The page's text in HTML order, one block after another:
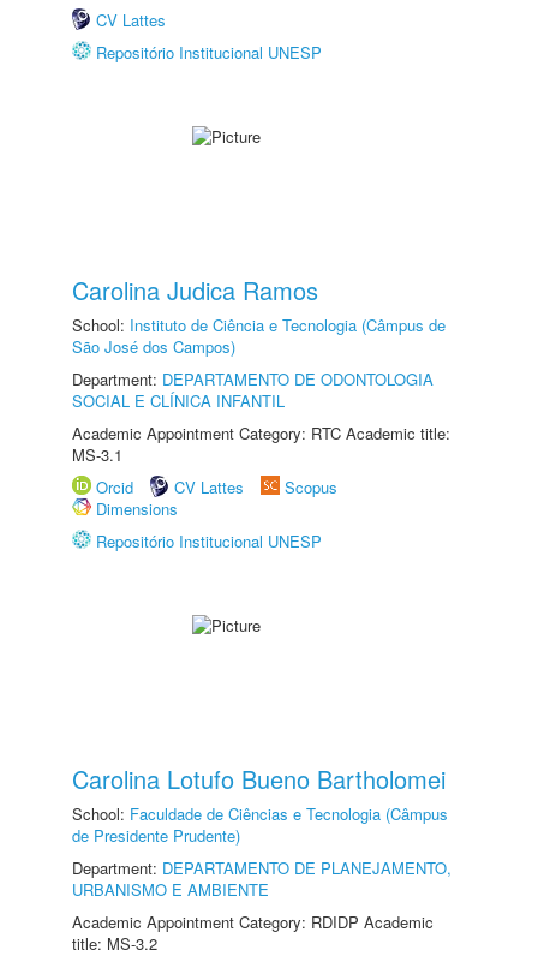
CV Lattes
Repositório Institucional UNESP
Carolina Judica Ramos
School: Instituto de Ciência e Tecnologia (Câmpus de
São José dos Campos)
Department: DEPARTAMENTO DE ODONTOLOGIA
SOCIAL E CLÍNICA INFANTIL
Academic Appointment Category: RTC Academic title:
MS-3.1
Orcid
CV Lattes
Scopus
Dimensions
Repositório Institucional UNESP
Carolina Lotufo Bueno Bartholomei
School: Faculdade de Ciências e Tecnologia (Câmpus
de Presidente Prudente)
Department: DEPARTAMENTO DE PLANEJAMENTO,
URBANISMO E AMBIENTE
Academic Appointment Category: RDIDP Academic
title: MS-3.2